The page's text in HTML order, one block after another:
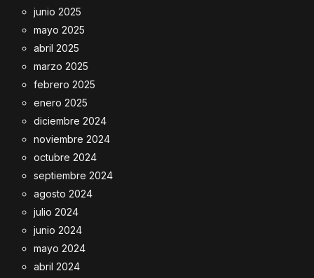
junio 2025
mayo 2025
abril 2025
marzo 2025
febrero 2025
enero 2025
diciembre 2024
noviembre 2024
octubre 2024
septiembre 2024
agosto 2024
julio 2024
junio 2024
mayo 2024
abril 2024